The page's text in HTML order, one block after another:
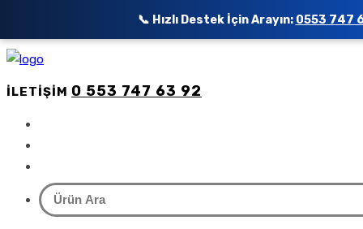
İLETIŞIM 0 553 747 63 92
📞 Hızlı Destek İçin Arayın: 0553 747